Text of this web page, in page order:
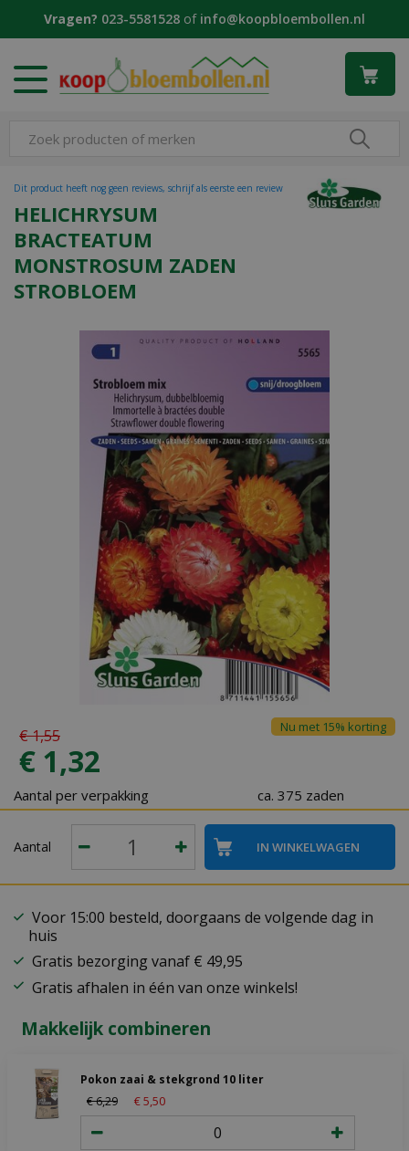
Vragen? 023-5581528 of info@koopbloembollen.nl
HELICHRYSUM
BRACTEATUM
MONSTROSUM ZADEN
STROBLOEM
Dit product heeft nog geen reviews, schrijf als eerste een review
€1,55
€ 1,32
Nu met 15% korting
Aantal per verpakking ca. 375 zaden
Aantal
Voor 15:00 besteld, doorgaans de volgende dag in
huis
Gratis bezorging vanaf € 49,95
Gratis afhalen in één van onze winkels!
Makkelijk combineren
Pokon zaai & stekgrond 10 liter
€6,29 €5 50